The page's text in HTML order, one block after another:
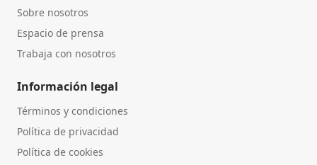
Sobre nosotros
Espacio de prensa
Trabaja con nosotros
Información legal
Términos y condiciones
Política de privacidad
Política de cookies